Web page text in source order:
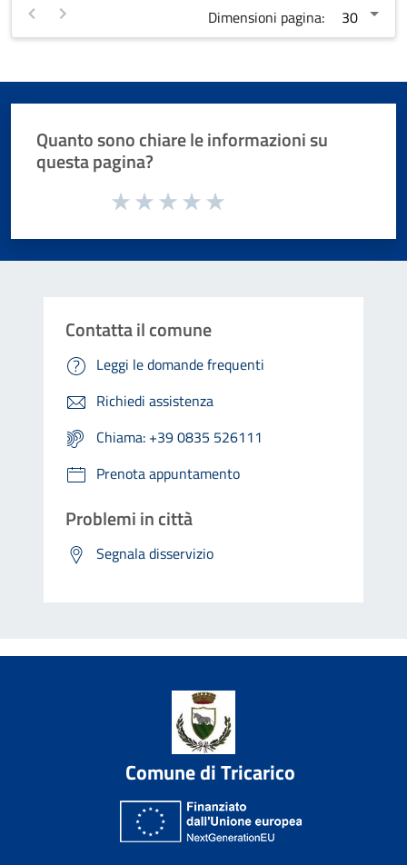
Dimensioni pagina:
Quanto sono chiare le informazioni su
questa pagina?
Valuta da 1 a 5 stelle la pagina
Contatta il comune
Leggi le domande frequenti
Richiedi assistenza
Chiama: +39 0835 526111
Prenota appuntamento
Problemi in città
Segnala disservizio
Comune di Tricarico